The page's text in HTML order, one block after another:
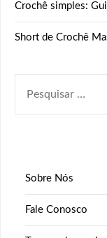
Crochê simples:
Short de Crochê
POR:
Sobre Nós
Fale Conosco